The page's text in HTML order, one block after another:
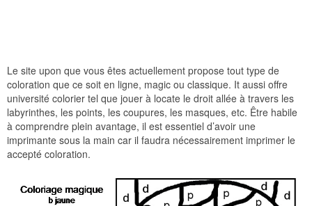
Le site upon que vous êtes actuellement propose tout type de
coloration que ce soit en ligne, magic ou classique. It aussi offre
université colorier tel que jouer à locate le droit allée à travers les
labyrinthes, les points, les coupures, les masques, etc. Être habile
à comprendre plein avantage, il est essentiel d’avoir une
imprimante sous la main car il faudra nécessairement imprimer le
accepté coloration.